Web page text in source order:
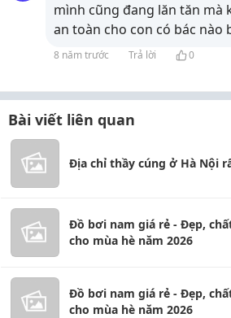
mình cũng đang lăn tăn mà
an toàn cho con có bác nào
8 năm trước Trả lời 0
Bài viết liên quan
Địa chỉ thầy cúng ở Hà Nội
Đồ bơi nam giá rẻ - Đẹp,
cho mùa hè năm 2026
Đồ bơi nam giá rẻ - Đẹp,
cho mùa hè năm 2026